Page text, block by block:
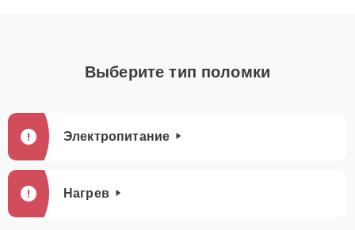
Выберите тип поломки
Электропитание
Нагрев